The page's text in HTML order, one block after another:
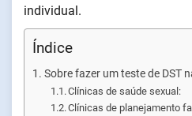
individual.
Índice
Sobre fazer um teste de DST
Clínicas de saúde sexual:
Clínicas de planejamento